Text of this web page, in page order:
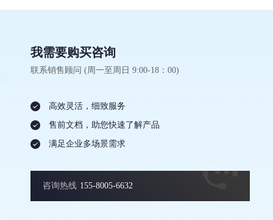
我需要购买咨询
联系销售顾问 (周一至周日 9:00-18：00)
高效灵活，细致服务
售前文档，助您快速了解产品
满足企业多场景需求
咨询热线 155-8005-6632